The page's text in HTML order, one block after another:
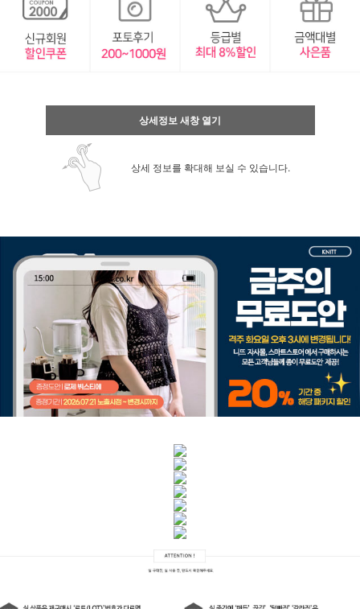
상세정보 새창 열기
상세 정보를 확대해 보실 수 있습니다.